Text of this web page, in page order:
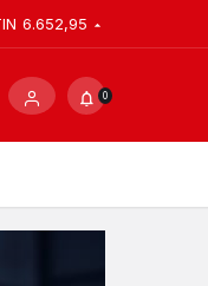
6.652,95
0